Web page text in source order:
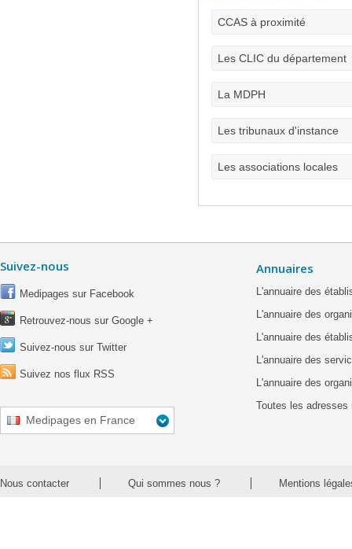
CCAS à proximité
Les CLIC du département
La MDPH
Les tribunaux d'instance
Les associations locales
Suivez-nous
Medipages sur Facebook
Retrouvez-nous sur Google +
Suivez-nous sur Twitter
Suivez nos flux RSS
Medipages en France
Annuaires
L'annuaire des
L'annuaire des
L'annuaire des
L'annuaire des
L'annuaire des
Toutes les adresses
Nous contacter Qui sommes nous ? Mentions